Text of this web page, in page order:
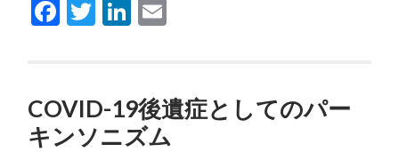
Facebook
TwitterLinkedIn
COVID-19後遺症としてのパー
キンソニズム